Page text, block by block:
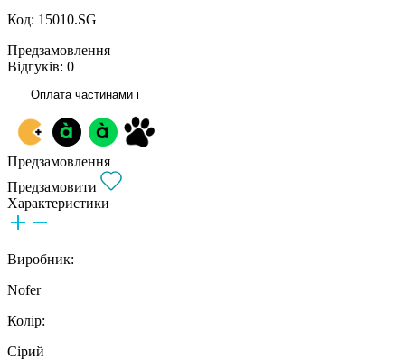
Код: 15010.SG
Предзамовлення
Відгуків: 0
Оплата частинами i
Предзамовлення
Предзамовити
Характеристики
Виробник:
Nofer
Колір:
Сірий